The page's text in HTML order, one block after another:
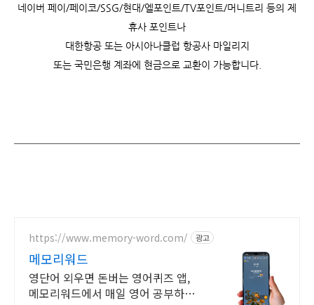
네이버 페이/페이코/SSG/현대/엘포인트/TV포인트/머니트리 등의 제
휴사 포인트나
대한항공 또는 아시아나클럽 항공사 마일리지
또는 국민은행 계좌에 현금으로 교환이 가능합니다.
https://www.memory-word.com/ 광고
메모리워드
영단어 외우면 돈버는 영어퀴즈 앱,
메모리워드에서 매일 영어 공부하세